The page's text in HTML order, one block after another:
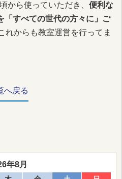
から使っていただき、 便利な
「すべての世代の方々に」ご
れからも教室運営を行ってま
へ戻る
年8月